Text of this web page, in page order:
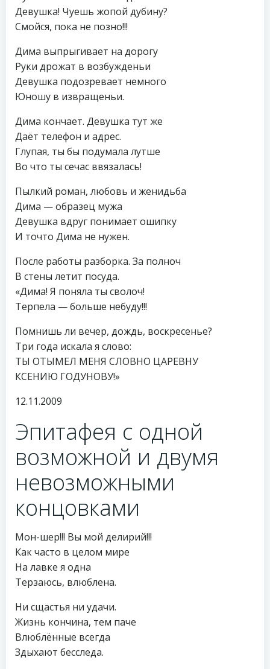
Девушка! Чуешь жопой дубину?
Смойся, пока не позно!!!
Дима выпрыгивает на дорогу
Руки дрожат в возбужденьи
Девушка подозревает немного
Юношу в извращеньи.
Дима кончает. Девушка тут же
Даёт телефон и адрес.
Глупая, ты бы подумала лутше
Во что ты сечас ввязалась!
Пылкий роман, любовь и женидьба
Дима — образец мужа
Девушка вдруг понимает ошипку
И точто Дима не нужен.
После работы разборка. За полноч
В стены летит посуда.
«Дима! Я поняла ты сволоч!
Терпела — больше небуду!!!
Помнишь ли вечер, дождь, воскресенье?
Три года искала я слово:
ТЫ ОТЫМЕЛ МЕНЯ СЛОВНО ЦАРЕВНУ
КСЕНИЮ ГОДУНОВУ!»
12.11.2009
Эпитафея с одной
возможной и двумя
невозможными
концовками
Мон-шер!!! Вы мой делирий!!!
Как часто в целом мире
На лавке я одна
Терзаюсь, влюблена.
Ни сщастья ни удачи.
Жизнь кончина, тем паче
Влюблённые всегда
Здыхают бесследа.